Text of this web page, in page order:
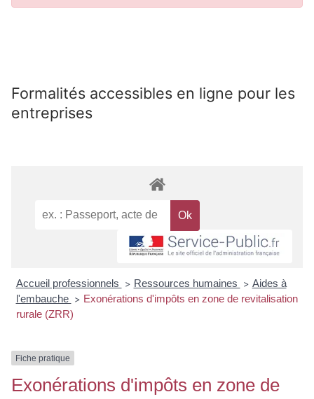
Formalités accessibles en ligne pour les
entreprises
Accueil professionnels > Ressources humaines > Aides à
l'embauche > Exonérations d'impôts en zone de revitalisation
rurale (ZRR)
Fiche pratique
Exonérations d'impôts en zone de